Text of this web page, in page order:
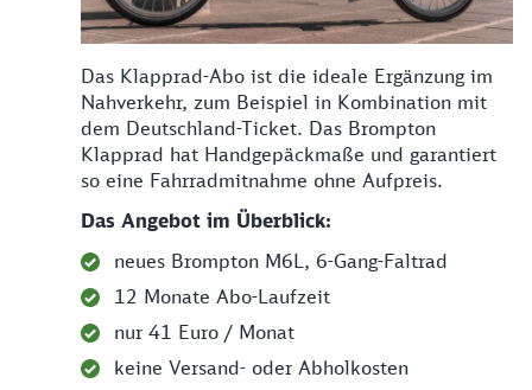
Das Klapprad-Abo ist die ideale Ergänzung im
Nahverkehr, zum Beispiel in Kombination mit
dem Deutschland-Ticket. Das Brompton
Klapprad hat Handgepäckmaße und garantiert
so eine Fahrradmitnahme ohne Aufpreis.
Das Angebot im Überblick:
neues Brompton M6L, 6-Gang-Faltrad
12 Monate Abo-Laufzeit
nur 41 Euro / Monat
keine Versand- oder Abholkosten